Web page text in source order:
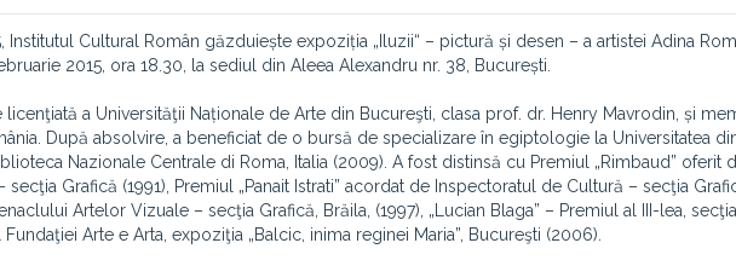
Institutul Cultural Român găzduiește expoziția „Iluzii“ – pictură și desen – a artistei Adina
2015, ora 18.30, la sediul din Aleea Alexandru nr. 38, București.
licenţiată a Universităţii Naționale de Arte din Bucureşti, clasa prof. dr. Henry Mavrodin, și
După absolvire, a beneficiat de o bursă de specializare în egiptologie la Universitatea
Nazionale Centrale di Roma, Italia (2009). A fost distinsă cu Premiul „Rimbaud” oferit
Grafică (1991), Premiul „Panait Istrati” acordat de Inspectoratul de Cultură – secţia
Artelor Vizuale – secţia Grafică, Brăila, (1997), „Lucian Blaga” – Premiul al III-lea,
Arte e Arta, expoziţia „Balcic, inima reginei Maria”, Bucureşti (2006).